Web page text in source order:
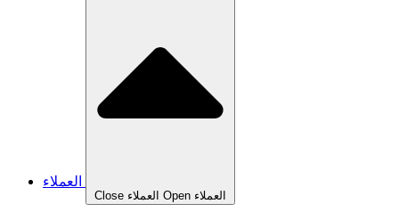
Close العملاء Open العملاء